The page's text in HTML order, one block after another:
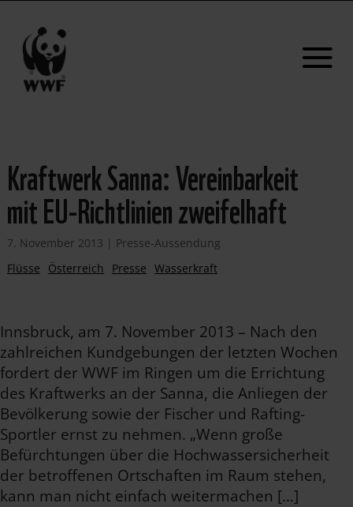
Kraftwerk Sanna: Vereinbarkeit
mit EU-Richtlinien zweifelhaft
7. November 2013 | Presse-Aussendung
Flüsse
Österreich Presse Wasserkraft
Innsbruck, am 7. November 2013 – Nach den
zahlreichen Kundgebungen der letzten Wochen
fordert der WWF im Ringen um die Errichtung
des Kraftwerks an der Sanna, die Anliegen der
Bevölkerung sowie der Fischer und Rafting-
Sportler ernst zu nehmen. „Wenn große
Befürchtungen über die Hochwassersicherheit
der betroffenen Ortschaften im Raum stehen,
kann man nicht einfach weitermachen […]